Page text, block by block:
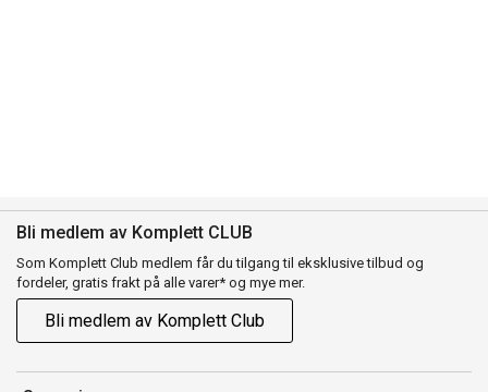
Bli medlem av Komplett CLUB
Som Komplett Club medlem får du tilgang til eksklusive tilbud og
fordeler, gratis frakt på alle varer* og mye mer.
Bli medlem av Komplett Club